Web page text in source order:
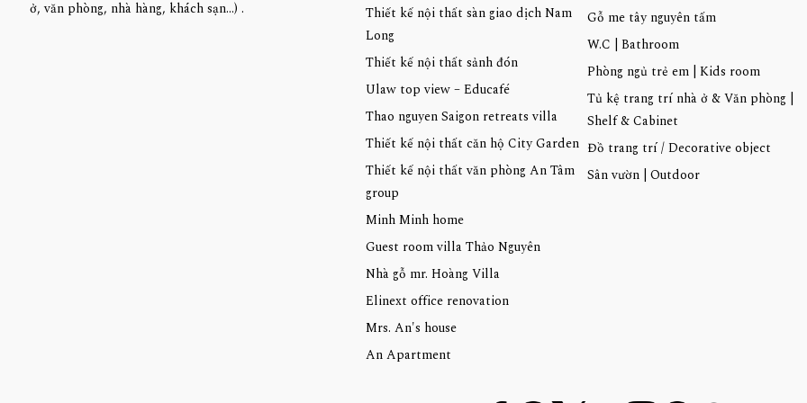
ở, văn phòng, nhà hàng, khách sạn...) .
Thiết kế nội thất sàn giao dịch Nam
Long
Thiết kế nội thất sảnh đón
Ulaw top view – Educafé
Thao nguyen Saigon retreats villa
Thiết kế nội thất căn hộ City Garden
Thiết kế nội thất văn phòng An Tâm
group
Minh Minh home
Guest room villa Thảo Nguyên
Nhà gỗ mr. Hoàng Villa
Elinext office renovation
Mrs. An's house
An Apartment
Gỗ me tây nguyên tấm
W.C | Bathroom
Phòng ngủ trẻ em | Kids room
Tủ kệ trang trí nhà ở & Văn phòng |
Shelf & Cabinet
Đồ trang trí / Decorative object
Sân vườn | Outdoor